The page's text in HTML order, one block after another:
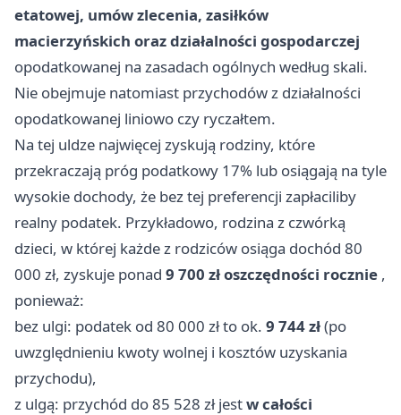
etatowej, umów zlecenia, zasiłków
macierzyńskich oraz działalności gospodarczej
opodatkowanej na zasadach ogólnych według skali.
Nie obejmuje natomiast przychodów z działalności
opodatkowanej liniowo czy ryczałtem.
Na tej uldze najwięcej zyskują rodziny, które
przekraczają próg podatkowy 17% lub osiągają na tyle
wysokie dochody, że bez tej preferencji zapłaciliby
realny podatek. Przykładowo, rodzina z czwórką
dzieci, w której każde z rodziców osiąga dochód 80
000 zł, zyskuje ponad 9 700 zł oszczędności rocznie ,
ponieważ:
bez ulgi: podatek od 80 000 zł to ok. 9 744 zł(po
uwzględnieniu kwoty wolnej i kosztów uzyskania
przychodu),
z ulgą: przychód do 85 528 zł jestw całości